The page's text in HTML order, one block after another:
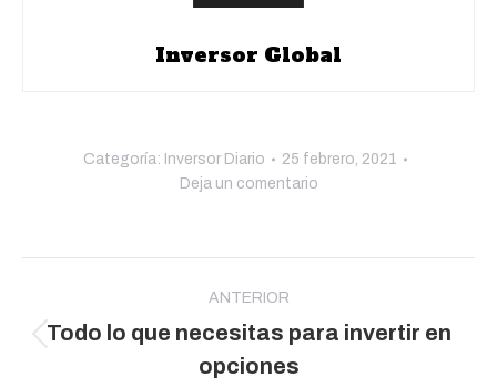
Inversor Global
Categoría: Inversor Diario
25 febrero, 2021
Deja un comentario
publicaciones
ANTERIOR
Publicación
anterior:
Todo lo que necesitas para invertir en
opciones